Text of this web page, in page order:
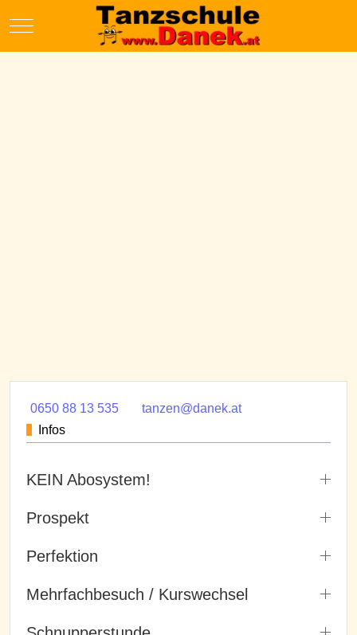
Mobile Menu Toggle
0650 88 13 535
tanzen@danek.at
Infos
KEIN Abosystem!
Prospekt
Perfektion
Mehrfachbesuch / Kurswechsel